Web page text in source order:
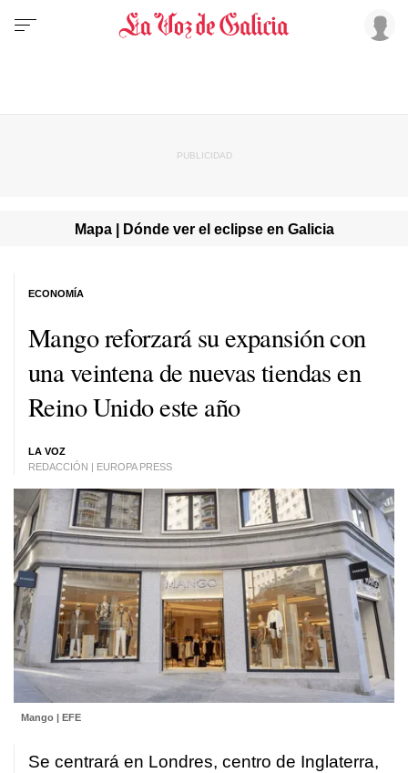
Mapa | Dónde ver el eclipse en Galicia
Mango reforzará su expansión con
una veintena de nuevas tiendas en
Reino Unido este año
LA VOZ
REDACCIÓN | EUROPA PRESS
ECONOMÍA
Mango | EFE
Se centrará en Londres, centro de Inglaterra,